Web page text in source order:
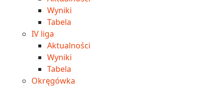
Wyniki
Tabela
IV liga
Aktualności
Wyniki
Tabela
Okręgówka